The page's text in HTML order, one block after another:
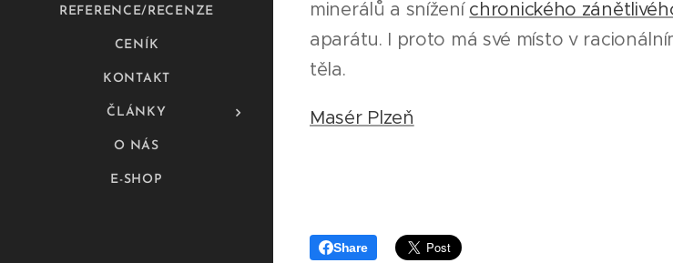
REFERENCE/RECENZE
CENÍK
KONTAKT
ČLÁNKY
O NÁS
E-SHOP
minerálů a snížení chronického
aparátu. I proto má své místo v
těla.
Masér Plzeň
Share